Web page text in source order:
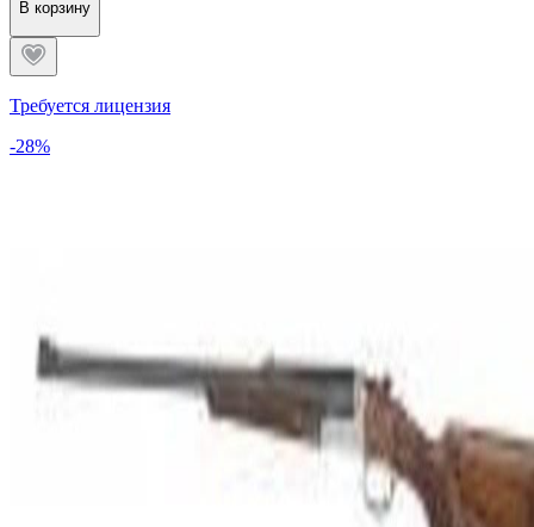
В корзину
Требуется лицензия
-28%